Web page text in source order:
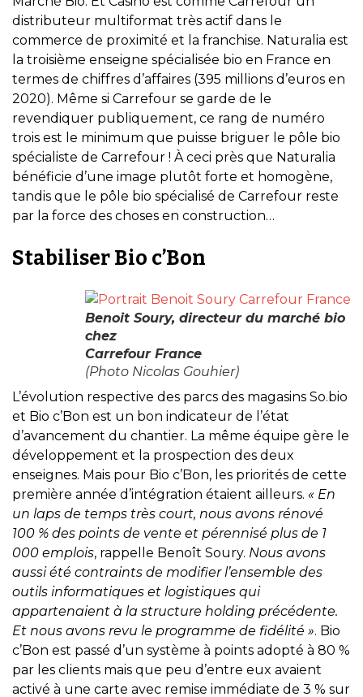
distributeur multiformat très actif dans le
commerce de proximité et la franchise. Naturalia est
la troisième enseigne spécialisée bio en France en
termes de chiffres d’affaires (395 millions d’euros en
2020). Même si Carrefour se garde de le
revendiquer publiquement, ce rang de numéro
trois est le minimum que puisse briguer le pôle bio
spécialiste de Carrefour ! À ceci près que Naturalia
bénéficie d’une image plutôt forte et homogène,
tandis que le pôle bio spécialisé de Carrefour reste
par la force des choses en construction…
Stabiliser Bio c’Bon
Benoit Soury, directeur du marché bio
chez
Carrefour France
(Photo Nicolas Gouhier)
L’évolution respective des parcs des magasins So.bio
et Bio c’Bon est un bon indicateur de l’état
d’avancement du chantier. La même équipe gère le
développement et la prospection des deux
enseignes. Mais pour Bio c’Bon, les priorités de cette
première année d’intégration étaient ailleurs. « En
un laps de temps très court, nous avons rénové
100 % des points de vente et pérennisé plus de 1
000 emplois, rappelle Benoît Soury. Nous avons
aussi été contraints de modifier l’ensemble des
outils informatiques et logistiques qui
appartenaient à la structure holding précédente.
Et nous avons revu le programme de fidélité ». Bio
c’Bon est passé d’un système à points adopté à 80 %
par les clients mais que peu d’entre eux avaient
activé à une carte avec remise immédiate de 3 % sur